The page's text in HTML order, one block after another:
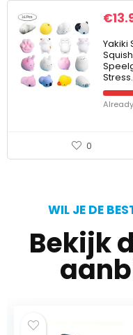
€
Yakiki
0
WIL JE DE
Bekijk